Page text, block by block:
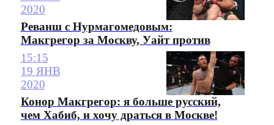
2020
Реванш с Нурмагомедовым:
Макгрегор за Москву, Уайт против
15:15
19 ЯНВ
2020
Конор Макгрегор: я больше русский,
чем Хабиб, и хочу драться в Москве!